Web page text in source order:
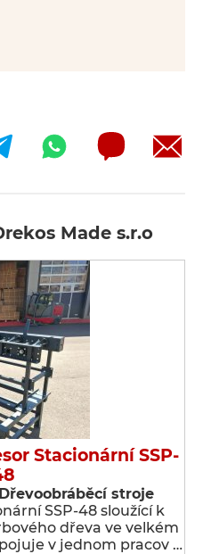
Made s.r.o
Stacionární SSP-
stroje
SSP-48 sloužící k
dřeva ve velkém
v jednom pracov …